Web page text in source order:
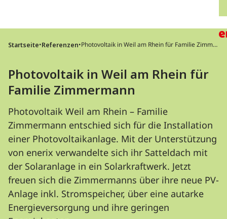
Startseite•Referenzen•Photovoltaik in Weil am Rhein für Familie Zimmer
Photovoltaik in Weil am Rhein für
Familie Zimmermann
Photovoltaik Weil am Rhein – Familie
Zimmermann entschied sich für die Installation
einer Photovoltaikanlage. Mit der Unterstützung
von enerix verwandelte sich ihr Satteldach mit
der Solaranlage in ein Solarkraftwerk. Jetzt
freuen sich die Zimmermanns über ihre neue PV-
Anlage inkl. Stromspeicher, über eine autarke
Energieversorgung und ihre geringen